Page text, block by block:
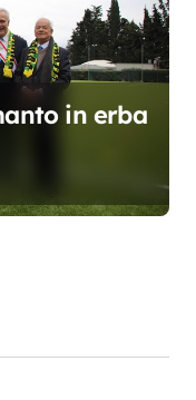
in erba